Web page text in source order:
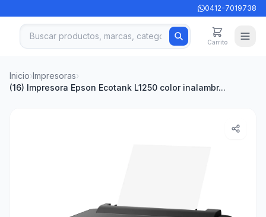
0412-7019738
Carrito
Inicio›Impresoras›
(16) Impresora Epson Ecotank L1250 color inalambr...